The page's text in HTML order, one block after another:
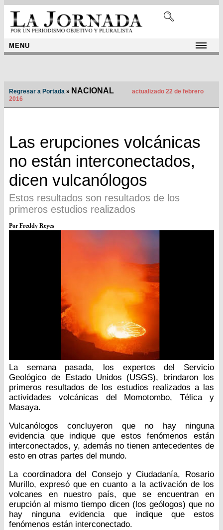
MENU
Regresar a Portada » NACIONAL
actualizado 22 de febrero
2016
Las erupciones volcánicas
no están interconectados,
dicen vulcanólogos
Estos resultados son resultados de los
primeros estudios realizados
Por Freddy Reyes
La semana pasada, los expertos del Servicio
Geológico de Estado Unidos (USGS), brindaron los
primeros resultados de los estudios realizados a las
actividades volcánicas del Momotombo, Télica y
Masaya.
Vulcanólogos concluyeron que no hay ninguna
evidencia que indique que estos fenómenos están
interconectados, y, además no tienen antecedentes de
esto en otras partes del mundo.
La coordinadora del Consejo y Ciudadanía, Rosario
Murillo, expresó que en cuanto a la activación de los
volcanes en nuestro país, que se encuentran en
erupción al mismo tiempo dicen (los geólogos) que no
hay ninguna evidencia que indique que estos
fenómenos están interconectado.